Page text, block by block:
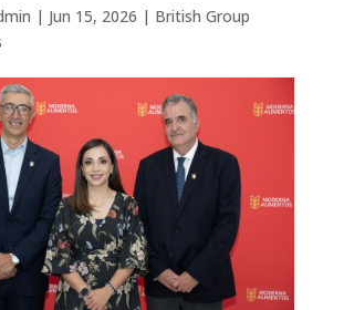
| Jun 15, 2026 | British Group